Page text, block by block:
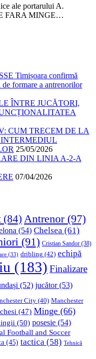
ale portarului A.
FARA MINGE…
Timișoara confirmă
formare a antrenorilor
ÎNTRE JUCĂTORI,
CUM TRECEM DE LA
25/05/2026
DIN LINIA A-2-A
07/04/2026
(84) Antrenor(97)
(54) Chelsea (61)
(91) Cristian Sandor (38)
(33) dribling (42) echipă
(183) Finalizare
(52) jucător(53)
City (40) Manchester
(47) Minge (66)
(50) posesie (54)
Football and Soccer
(45) tactica (58) Tehnică